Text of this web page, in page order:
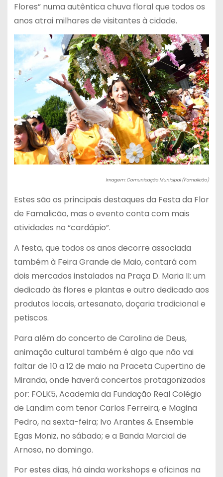
Flores” numa autêntica chuva floral que todos os
anos atrai milhares de visitantes à cidade.
Imagem: Comunicação Municipal (Famalicão)
Estes são os principais destaques da Festa da Flor
de Famalicão, mas o evento conta com mais
atividades no “cardápio”.
A festa, que todos os anos decorre associada
também à Feira Grande de Maio, contará com
dois mercados instalados na Praça D. Maria II: um
dedicado às flores e plantas e outro dedicado aos
produtos locais, artesanato, doçaria tradicional e
petiscos.
Para além do concerto de Carolina de Deus,
animação cultural também é algo que não vai
faltar de 10 a 12 de maio na Praceta Cupertino de
Miranda, onde haverá concertos protagonizados
por: FOLK5, Academia da Fundação Real Colégio
de Landim com tenor Carlos Ferreira, e Magina
Pedro, na sexta-feira; Ivo Arantes & Ensemble
Egas Moniz, no sábado; e a Banda Marcial de
Arnoso, no domingo.
Por estes dias, há ainda workshops e oficinas na